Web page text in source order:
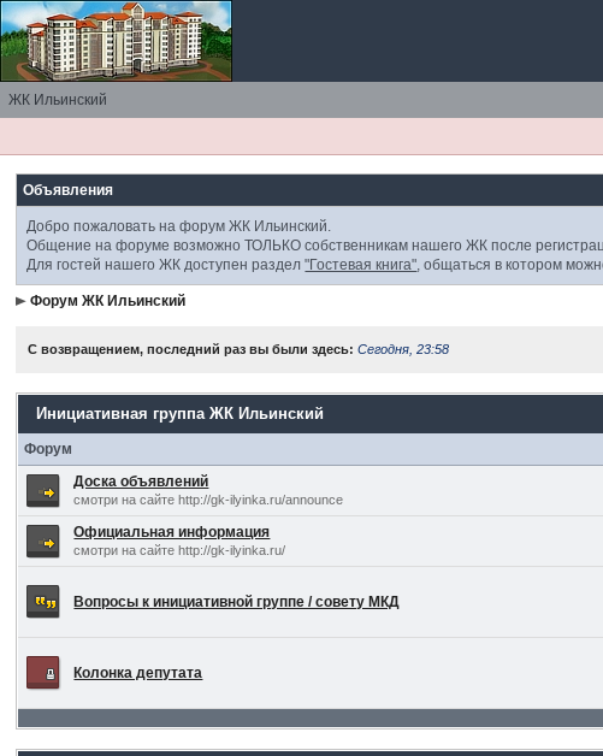
ЖК Ильинский
Объявления
Добро пожаловать на форум ЖК Ильинский.
Общение на форуме возможно ТОЛЬКО собственникам нашего ЖК после
Для гостей нашего ЖК доступен раздел"Гостевая книга", общаться в котором
Форум ЖК Ильинский
С возвращением, последний раз вы были здесь:Сегодня, 23:58
Инициативная группа ЖК Ильинский
Форум
Доска объявлений
смотри на сайте http://gk-ilyinka.ru/announce
Официальная информация
смотри на сайте http://gk-ilyinka.ru/
Вопросы к инициативной группе / совету МКД
Колонка депутата